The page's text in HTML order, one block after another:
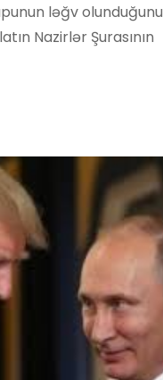
ləğv olunduğunu
Nazirlər Şurasının